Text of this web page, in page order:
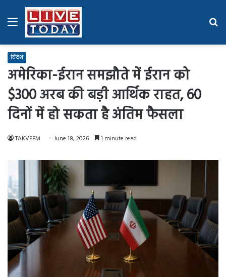
Menu
विदेश
अमेरिका-ईरान समझौते में ईरान को
$300 अरब की बड़ी आर्थिक राहत, 60
दिनों में हो सकता है अंतिम फैसला
TAKVEEM June 18, 2026 1 minute read